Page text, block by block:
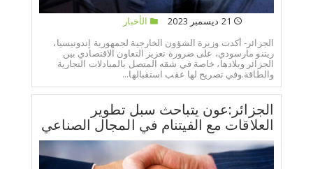
الأخبار
الجزائر- أكدت وزيرة الشؤون الخارجية لجمهورية إندونيسيا،
ريتنو مارسودي، على ضرورة تعزيز التعاون الاقتصادي بين
الجزائر وبلادها، خاصة في شقه المتصل بالمبادلات التجارية
والطاقة.وفي تصريح لها عقب استقبالها...
الجزائر:عون يتباحث سبل تطوير
العلاقات مع الفيتنام في المجال الصناعي